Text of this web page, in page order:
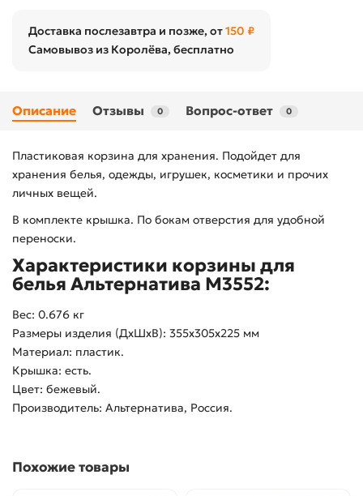
Доставка послезавтра и позже, от150 ₽
Самовывоз из Королёва, бесплатно
Описание Отзывы 0 Вопрос-ответ 0
Пластиковая корзина для хранения. Подойдет для
хранения белья, одежды, игрушек, косметики и прочих
личных вещей.
В комплекте крышка. По бокам отверстия для удобной
переноски.
Характеристики корзины для
белья Альтернатива М3552:
Вес: 0.676 кг
Размеры изделия (ДхШхВ): 355х305х225 мм
Материал: пластик.
Крышка: есть.
Цвет: бежевый.
Производитель: Альтернатива, Россия.
Похожие товары